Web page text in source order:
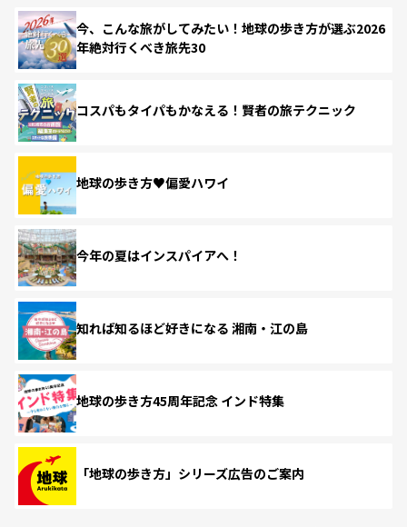
今、こんな旅がしてみたい！地球の歩き方が選ぶ2026
年絶対行くべき旅先30
コスパもタイパもかなえる！賢者の旅テクニック
地球の歩き方♥偏愛ハワイ
今年の夏はインスパイアへ！
知れば知るほど好きになる 湘南・江の島
地球の歩き方45周年記念 インド特集
「地球の歩き方」シリーズ広告のご案内